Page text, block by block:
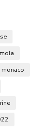
monaco